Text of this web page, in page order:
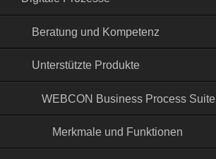
Beratung und Kompetenz
Unterstützte Produkte
WEBCON Business Process Suite
Merkmale und Funktionen